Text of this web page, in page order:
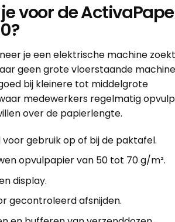
voor de
je een elektrische machine
geen grote vloerstaande
bij kleinere tot middelgrote
medewerkers regelmatig
over de papierlengte.
gebruik op of bij de paktafel.
opvulpapier van 50 tot 70 g/m².
display.
gecontroleerd afsnijden.